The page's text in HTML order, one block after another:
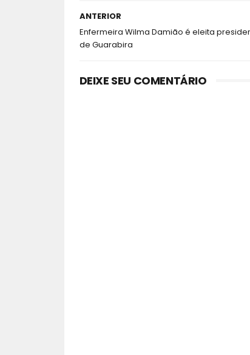
ANTERIOR
Enfermeira Wilma Damião é eleita
de Guarabira
DEIXE SEU COMENTÁRIO